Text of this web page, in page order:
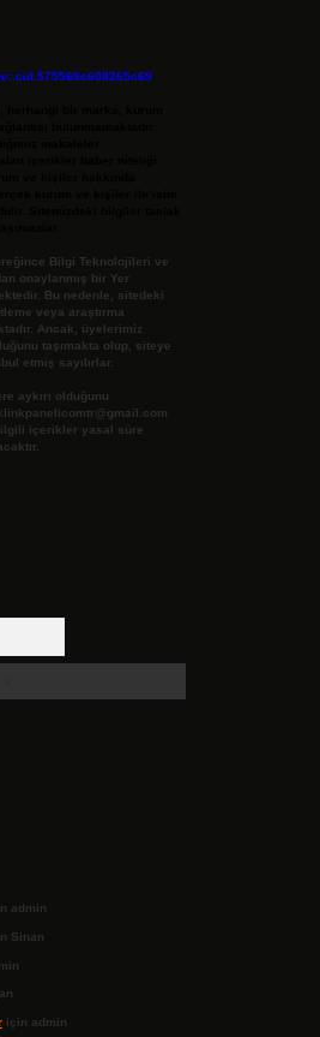
Bilgi Teknolojileri ve
onaylanmış bir Yer
Bu nedenle, sitedeki
veya araştırma
Ancak, üyelerimiz
taşımakta olup, siteye
etmiş sayılırlar.
aykırı olduğunu
içerikler yasal süre
admin
Sinan
için admin